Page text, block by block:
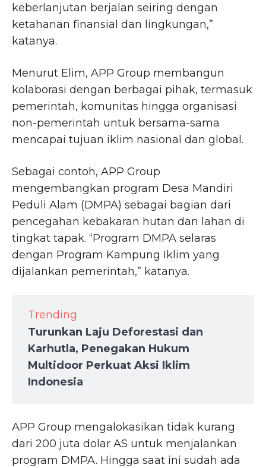
keberlanjutan berjalan seiring dengan
ketahanan finansial dan lingkungan,”
katanya.
Menurut Elim, APP Group membangun
kolaborasi dengan berbagai pihak, termasuk
pemerintah, komunitas hingga organisasi
non-pemerintah untuk bersama-sama
mencapai tujuan iklim nasional dan global.
Sebagai contoh, APP Group
mengembangkan program Desa Mandiri
Peduli Alam (DMPA) sebagai bagian dari
pencegahan kebakaran hutan dan lahan di
tingkat tapak. “Program DMPA selaras
dengan Program Kampung Iklim yang
dijalankan pemerintah,” katanya.
Trending
Turunkan Laju Deforestasi dan
Karhutla, Penegakan Hukum
Multidoor Perkuat Aksi Iklim
Indonesia
APP Group mengalokasikan tidak kurang
dari 200 juta dolar AS untuk menjalankan
program DMPA. Hingga saat ini sudah ada